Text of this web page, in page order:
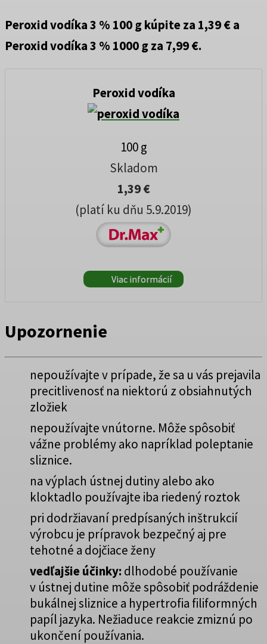
Peroxid vodíka 3 % 100 g kúpite za 1,39 € a
Peroxid vodíka 3 % 1000 g za 7,99 €.
Peroxid vodíka
100 g
Skladom
1,39 €
(platí ku dňu 5.9.2019)
Viac informácií
Upozornenie
nepoužívajte v prípade, že sa u vás prejavila
precitlivenosť na niektorú z obsiahnutých
zložiek
nepoužívajte vnútorne. Môže spôsobiť
vážne problémy ako napríklad poleptanie
sliznice.
na výplach ústnej dutiny alebo ako
kloktadlo používajte iba riedený roztok
pri dodržiavaní predpísaných inštrukcií
výrobcu je prípravok bezpečný aj pre
tehotné a dojčiace ženy
vedľajšie účinky: dlhodobé používanie
v ústnej dutine môže spôsobiť podráždenie
bukálnej sliznice a hypertrofia filiformných
papíl jazyka. Nežiaduce reakcie zmiznú po
ukončení používania.